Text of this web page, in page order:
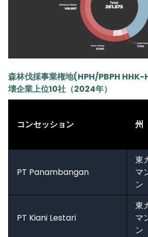
森林伐採事業権地(HPH/PBPH
壊企業上位10社（2024年）
コンセッション 州
PT Panambangan
東
マ
ン
PT Kiani Lestari
東
マ
ン